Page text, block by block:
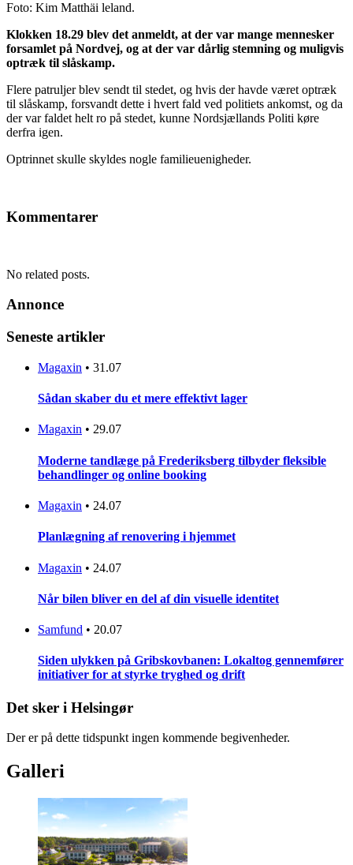
Foto: Kim Matthäi leland.
Klokken 18.29 blev det anmeldt, at der var mange mennesker
forsamlet på Nordvej, og at der var dårlig stemning og muligvis
optræk til slåskamp.
Flere patruljer blev sendt til stedet, og hvis der havde været optræk
til slåskamp, forsvandt dette i hvert fald ved politiets ankomst, og da
der var faldet helt ro på stedet, kunne Nordsjællands Politi køre
derfra igen.
Optrinnet skulle skyldes nogle familieuenigheder.
Kommentarer
No related posts.
Annonce
Seneste artikler
Magaxin • 31.07
Sådan skaber du et mere effektivt lager
Magaxin • 29.07
Moderne tandlæge på Frederiksberg tilbyder fleksible
behandlinger og online booking
Magaxin • 24.07
Planlægning af renovering i hjemmet
Magaxin • 24.07
Når bilen bliver en del af din visuelle identitet
Samfund • 20.07
Siden ulykken på Gribskovbanen: Lokaltog gennemfører
initiativer for at styrke tryghed og drift
Det sker i Helsingør
Der er på dette tidspunkt ingen kommende begivenheder.
Galleri